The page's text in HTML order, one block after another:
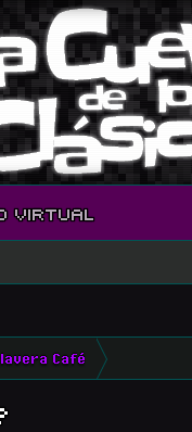
VIRTUAL
Café